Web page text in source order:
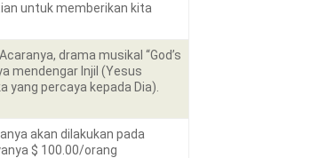
untuk memberikan kita
drama musikal “God’s
mendengar Injil (Yesus
percaya kepada Dia).
akan dilakukan pada
$ 100.00/orang